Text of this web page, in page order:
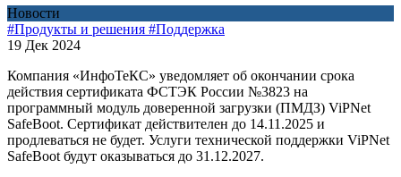
Новости
#Продукты и решения #Поддержка
19 Дек 2024
Компания «ИнфоТеКС» уведомляет об окончании срока
действия сертификата ФСТЭК России №3823 на
программный модуль доверенной загрузки (ПМДЗ) ViPNet
SafeBoot. Сертификат действителен до 14.11.2025 и
продлеваться не будет. Услуги технической поддержки ViPNet
SafeBoot будут оказываться до 31.12.2027.